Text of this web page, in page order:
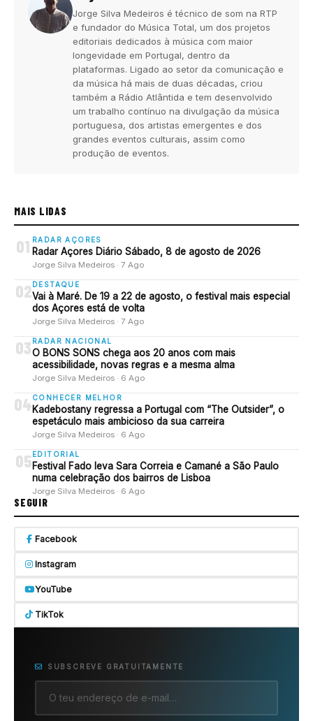
Jorge Silva Medeiros é técnico de som na RTP
e fundador do Música Total, um dos projetos
editoriais dedicados à música com maior
longevidade em Portugal, dentro da
plataformas. Ligado ao setor da comunicação e
da música há mais de duas décadas, criou
também a Rádio Atlântida e tem desenvolvido
um trabalho contínuo na divulgação da música
portuguesa, dos artistas emergentes e dos
grandes eventos culturais, assim como
produção de eventos.
MAIS LIDAS
01 RADAR AÇORES
Radar Açores Diário Sábado, 8 de agosto de 2026
Jorge Silva Medeiros · 7 Ago
02 DESTAQUE
Vai à Maré. De 19 a 22 de agosto, o festival mais especial
dos Açores está de volta
Jorge Silva Medeiros · 7 Ago
03 RADAR NACIONAL
O BONS SONS chega aos 20 anos com mais
acessibilidade, novas regras e a mesma alma
Jorge Silva Medeiros · 6 Ago
04CONHECER MELHOR
Kadebostany regressa a Portugal com “The Outsider”, o
espetáculo mais ambicioso da sua carreira
Jorge Silva Medeiros · 6 Ago
05 EDITORIAL
Festival Fado leva Sara Correia e Camané a São Paulo
numa celebração dos bairros de Lisboa
Jorge Silva Medeiros · 6 Ago
SEGUIR
Facebook
Instagram
YouTube
TikTok
SUBSCREVE GRATUITAMENTE